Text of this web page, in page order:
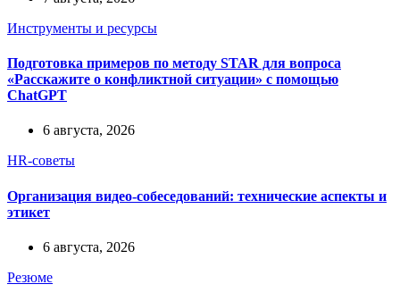
Инструменты и ресурсы
Подготовка примеров по методу STAR для вопроса
«Расскажите о конфликтной ситуации» с помощью
ChatGPT
6 августа, 2026
HR-советы
Организация видео-собеседований: технические аспекты и
этикет
6 августа, 2026
Резюме